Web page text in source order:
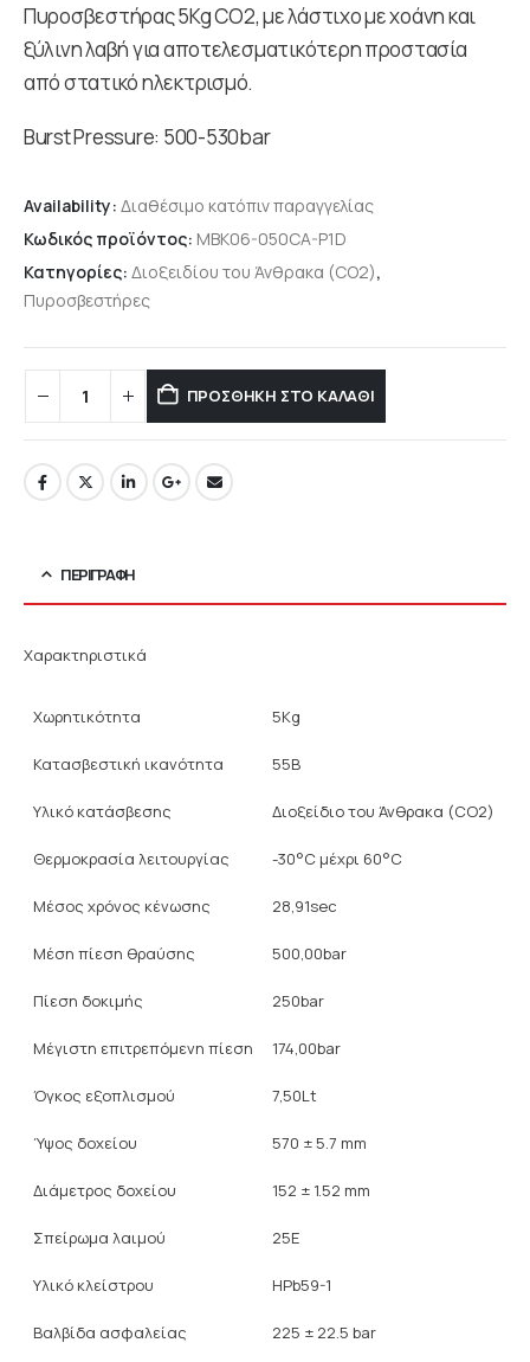
Πυροσβεστήρας 5Kg CO2, με λάστιχο με χοάνη και
ξύλινη λαβή για αποτελεσματικότερη προστασία
από στατικό ηλεκτρισμό.
Burst Pressure: 500-530bar
Availability: Διαθέσιμο κατόπιν παραγγελίας
Κωδικός προϊόντος: MBK06-050CA-P1D
Κατηγορίες: Διοξειδίου του Άνθρακα (CO2),
Πυροσβεστήρες
ΠΡΟΣΘΉΚΗ ΣΤΟ ΚΑΛΆΘΙ
ΠΕΡΙΓΡΑΦΉ
Χαρακτηριστικά
Χωρητικότητα 5Kg
Κατασβεστική ικανότητα 55B
Υλικό κατάσβεσης Διοξείδιο του Άνθρακα (CO2)
Θερμοκρασία λειτουργίας -30°C μέχρι 60°C
Μέσος χρόνος κένωσης 28,91sec
Μέση πίεση θραύσης 500,00bar
Πίεση δοκιμής 250bar
Μέγιστη επιτρεπόμενη πίεση 174,00bar
Όγκος εξοπλισμού 7,50Lt
Ύψος δοχείου 570 ± 5.7 mm
Διάμετρος δοχείου 152 ± 1.52 mm
Σπείρωμα λαιμού 25E
Υλικό κλείστρου HPb59-1
Βαλβίδα ασφαλείας 225 ± 22.5 bar